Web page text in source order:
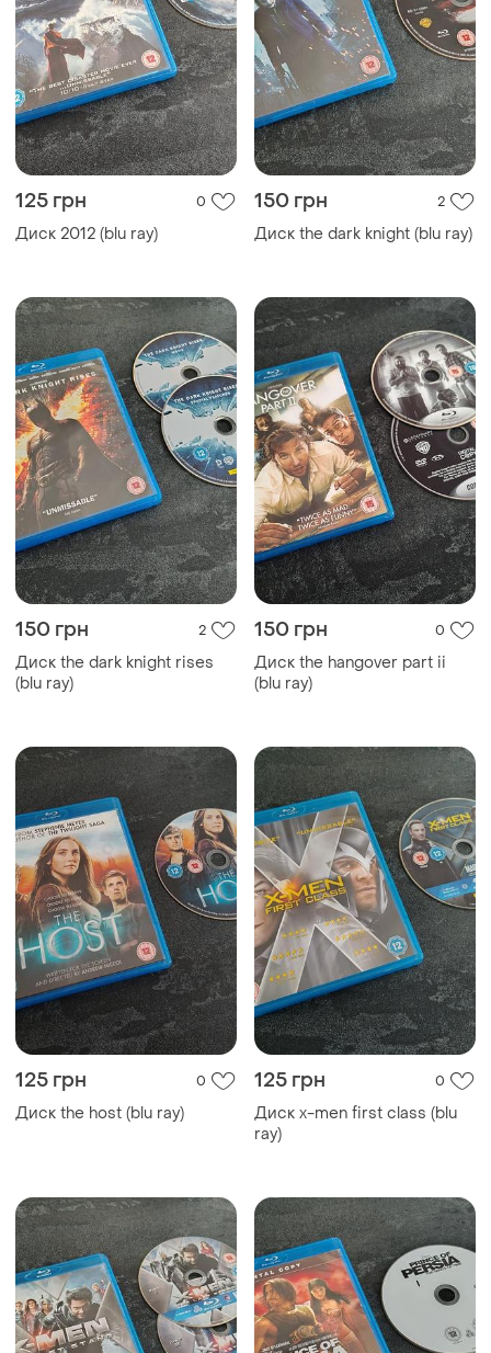
125 грн 0
Диск 2012 (blu ray)
150 грн 2
Диск the dark knight (blu ray)
150 грн 2
Диск the dark knight rises
(blu ray)
150 грн 0
Диск the hangover part ii
(blu ray)
125 грн 0
Диск the host (blu ray)
125 грн 0
Диск x-men first class (blu
ray)